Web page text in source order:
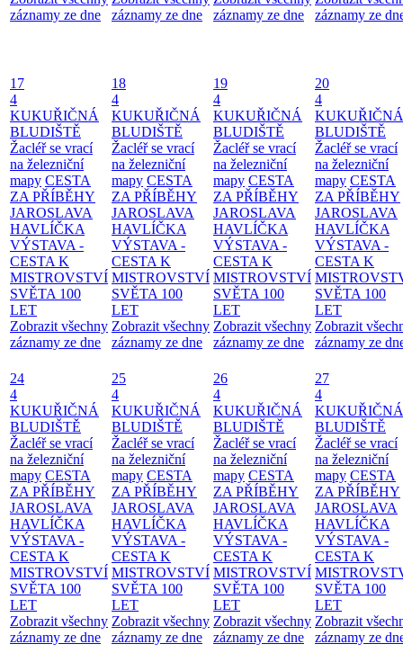
záznamy ze dne
záznamy ze dne
záznamy ze dne
záznamy ze
17
4
KUKUŘIČNÁ
BLUDIŠTĚ
Žacléř se vrací
na železniční
mapy CESTA
ZA PŘÍBĚHY
JAROSLAVA
HAVLÍČKA
VÝSTAVA -
CESTA K
MISTROVSTVÍ
SVĚTA 100
LET
Zobrazit všechny
záznamy ze dne
18
4
KUKUŘIČNÁ
BLUDIŠTĚ
Žacléř se vrací
na železniční
mapy CESTA
ZA PŘÍBĚHY
JAROSLAVA
HAVLÍČKA
VÝSTAVA -
CESTA K
MISTROVSTVÍ
SVĚTA 100
LET
Zobrazit všechny
záznamy ze dne
19
4
KUKUŘIČNÁ
BLUDIŠTĚ
Žacléř se vrací
na železniční
mapy CESTA
ZA PŘÍBĚHY
JAROSLAVA
HAVLÍČKA
VÝSTAVA -
CESTA K
MISTROVSTVÍ
SVĚTA 100
LET
Zobrazit všechny
záznamy ze dne
20
4
KUKUŘIČNÁ
BLUDIŠTĚ
Žacléř se vrací
na železniční
mapy CESTA
ZA PŘÍBĚHY
JAROSLAVA
HAVLÍČKA
VÝSTAVA -
CESTA K
SVĚTA 100
LET
Zobrazit
záznamy ze
24
4
KUKUŘIČNÁ
BLUDIŠTĚ
Žacléř se vrací
na železniční
mapy CESTA
ZA PŘÍBĚHY
JAROSLAVA
HAVLÍČKA
VÝSTAVA -
CESTA K
MISTROVSTVÍ
SVĚTA 100
LET
Zobrazit všechny
záznamy ze dne
25
4
KUKUŘIČNÁ
BLUDIŠTĚ
Žacléř se vrací
na železniční
mapy CESTA
ZA PŘÍBĚHY
JAROSLAVA
HAVLÍČKA
VÝSTAVA -
CESTA K
MISTROVSTVÍ
SVĚTA 100
LET
Zobrazit všechny
záznamy ze dne
26
4
KUKUŘIČNÁ
BLUDIŠTĚ
Žacléř se vrací
na železniční
mapy CESTA
ZA PŘÍBĚHY
JAROSLAVA
HAVLÍČKA
VÝSTAVA -
CESTA K
MISTROVSTVÍ
SVĚTA 100
LET
Zobrazit všechny
záznamy ze dne
27
4
KUKUŘIČNÁ
BLUDIŠTĚ
Žacléř se vrací
na železniční
mapy CESTA
ZA PŘÍBĚHY
JAROSLAVA
HAVLÍČKA
VÝSTAVA -
CESTA K
SVĚTA 100
LET
Zobrazit
záznamy ze